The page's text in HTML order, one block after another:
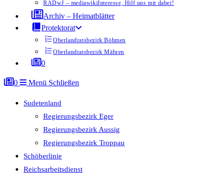
RADwJ – mediawikiInteresse, Hilf uns mit dabei!
Archiv – Heimatblätter
Protektorat
Oberlandratsbezirk Böhmen
Oberlandratsbezirk Mähren
0
0 Menü Schließen
Sudetenland
Regierungsbezirk Eger
Regierungsbezirk Aussig
Regierungsbezirk Troppau
Schöberlinie
Reichsarbeitsdienst